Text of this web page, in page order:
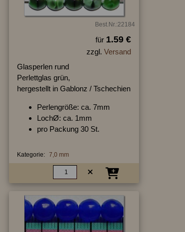
Best.Nr.:22184
für 1.59 €
zzgl. Versand
Glasperlen rund
Perlettglas grün,
hergestellt in Gablonz / Tschechien
Perlengröße: ca. 7mm
LochØ: ca. 1mm
pro Packung 30 St.
Kategorie: 7,0 mm